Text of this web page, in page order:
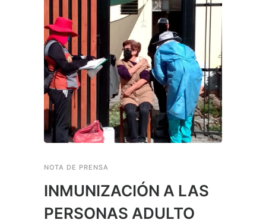
NOTA DE PRENSA
INMUNIZACIÓN A LAS
PERSONAS ADULTO